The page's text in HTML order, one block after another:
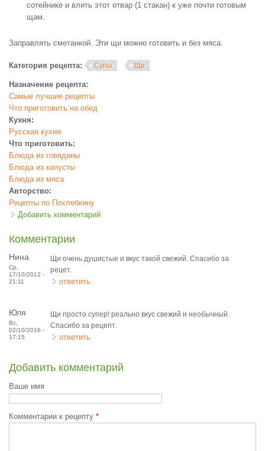
сотейнике и влить этот отвар (1 стакан) к уже почти готовым
щам.
Заправлять сметанкой. Эти щи можно готовить и без мяса.
Категория рецепта: Супы Щи
Назначение рецепта:
Самые лучшие рецепты
Что приготовить на обед
Кухня:
Русская кухня
Что приготовить:
Блюда из говядины
Блюда из капусты
Блюда из мяса
Авторство:
Рецепты по Похлебкину
Добавить комментарий
Комментарии
Нина
Ср,
17/10/2012 -
21:11
Щи очень душистые и вкус такой свежий. Спасибо за
рецет.
ответить
Юля
Вс,
02/10/2016 -
17:15
Щи просто супер! реально вкус свежий и необычный.
Спасибо за рецепт.
ответить
Добавить комментарий
Ваше имя
Комментарии к рецепту *